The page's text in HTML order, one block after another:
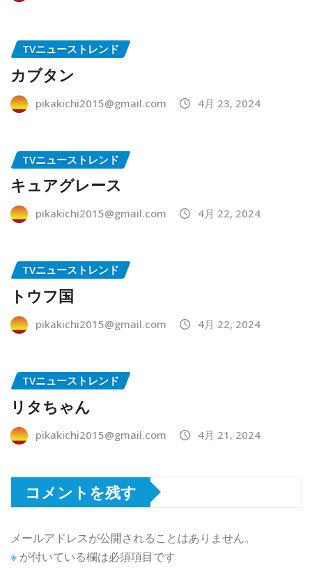
TVニューストレンド
カブタン
pikakichi2015@gmail.com 4月 23, 2024
TVニューストレンド
キュアグレース
pikakichi2015@gmail.com 4月 22, 2024
TVニューストレンド
トウフ国
pikakichi2015@gmail.com 4月 22, 2024
TVニューストレンド
リタちゃん
pikakichi2015@gmail.com 4月 21, 2024
コメントを残す
メールアドレスが公開されることはありません。
※ が付いている欄は必須項目です